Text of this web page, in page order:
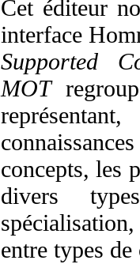
Cet éditeur
interface
Supported
MOT
concepts, les
divers
entre types de